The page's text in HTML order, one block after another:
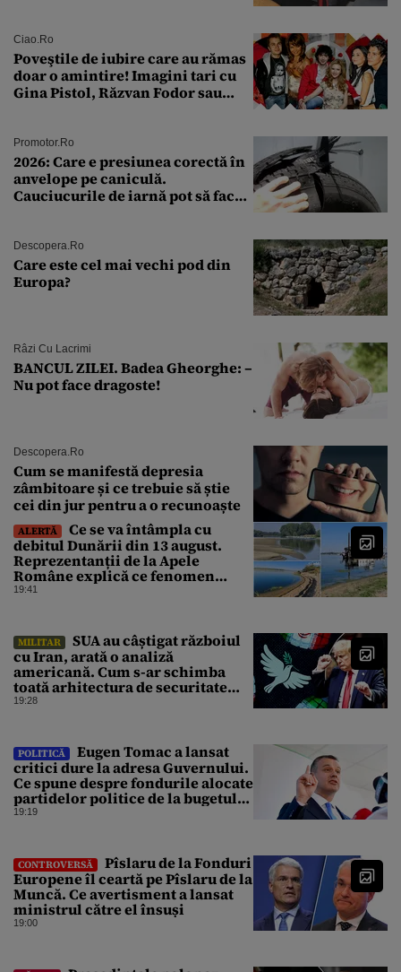
Ciao.ro
Poveştile de iubire care au rămas
doar o amintire! Imagini tari cu
Gina Pistol, Răzvan Fodor sau
Promotor.ro
2026: Care e presiunea corectă în
anvelope pe caniculă.
Cauciucurile de iarnă pot să facă
Descopera.ro
Care este cel mai vechi pod din
Europa?
Râzi Cu Lacrimi
BANCUL ZILEI. Badea Gheorghe: –
Nu pot face dragoste!
Descopera.ro
Cum se manifestă depresia
zâmbitoare și ce trebuie să știe
cei din jur pentru a o recunoaște
ALERTĂ
Ce se va întâmpla cu
debitul Dunării din 13 august.
Reprezentanții de la Apele
Române explică ce fenomen
urmează
19:41
MILITAR
SUA au câștigat războiul
cu Iran, arată o analiză
americană. Cum s-ar schimba
toată arhitectura de securitate
din Orientul Mijlociu
19:28
POLITICĂ
Eugen Tomac a lansat
critici dure la adresa Guvernului.
Ce spune despre fondurile alocate
partidelor politice de la bugetul
de stat
19:19
CONTROVERSĂ
Pîslaru de la Fonduri
Europene îl ceartă pe Pîslaru de la
Muncă. Ce avertisment a lansat
ministrul către el însuși
19:00